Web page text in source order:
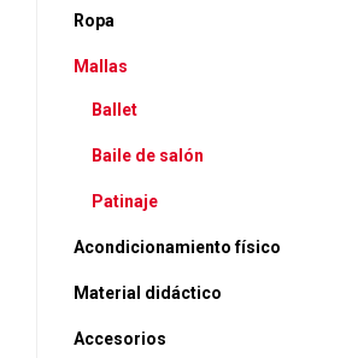
Ropa
Mallas
Ballet
Baile de salón
Patinaje
Acondicionamiento físico
Material didáctico
Accesorios